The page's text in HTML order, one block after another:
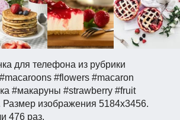
для телефона из рубрики
#flowers #macaron
#макаруны #strawberry #fruit
Размер изображения 5184x3456.
476 раз.